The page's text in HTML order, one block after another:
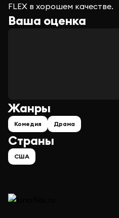
FLEX в хорошем качестве.
Ваша оценка
Страны
США
Жанры
Комедия Драма